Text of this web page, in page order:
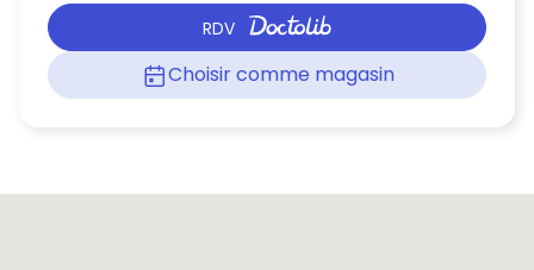
RDV
Choisir comme magasin